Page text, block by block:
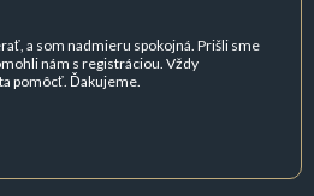
a som nadmieru spokojná. Prišli sme
nám s registráciou. Vždy
pomôcť. Ďakujeme.